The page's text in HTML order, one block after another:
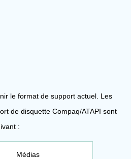
le format de support actuel. Les
de disquette Compaq/ATAPI sont
:
Médias